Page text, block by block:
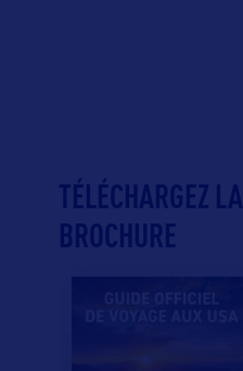
TÉLÉCHARGEZ LA
BROCHURE